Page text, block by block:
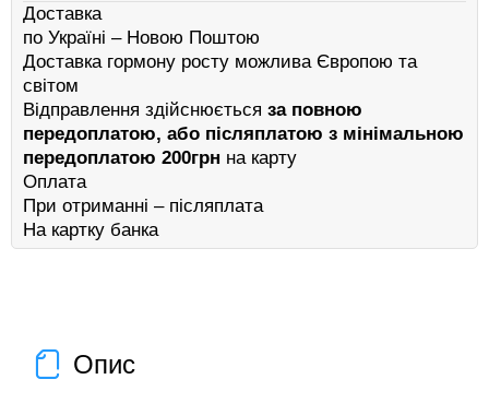
Доставка
по Україні – Новою Поштою
Доставка гормону росту можлива Європою та
світом
Відправлення здійснюється за повною
передоплатою, або післяплатою з мінімальною
передоплатою 200грн на карту
Оплата
При отриманні – післяплата
На картку банка
Опис